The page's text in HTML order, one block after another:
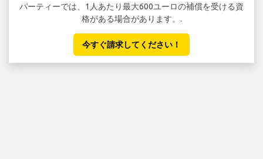
パーティーでは、1人あたり最大600ユーロの補償を受ける資
格がある場合があります。.
今すぐ請求してください！